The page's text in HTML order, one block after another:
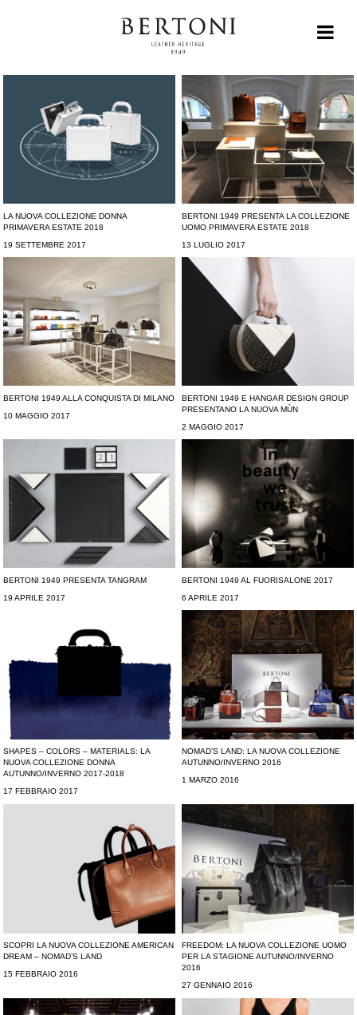
LA NUOVA COLLEZIONE DONNA
PRIMAVERA ESTATE 2018
19 SETTEMBRE 2017
BERTONI 1949 PRESENTA LA COLLEZIONE
UOMO PRIMAVERA ESTATE 2018
13 LUGLIO 2017
BERTONI 1949 ALLA CONQUISTA DI MILANO
10 MAGGIO 2017
BERTONI 1949 E HANGAR DESIGN GROUP
PRESENTANO LA NUOVA MÙN
2 MAGGIO 2017
BERTONI 1949 PRESENTA TANGRAM
19 APRILE 2017
BERTONI 1949 AL FUORISALONE 2017
6 APRILE 2017
SHAPES – COLORS – MATERIALS: LA
NUOVA COLLEZIONE DONNA
AUTUNNO/INVERNO 2017-2018
17 FEBBRAIO 2017
NOMAD’S LAND: LA NUOVA COLLEZIONE
AUTUNNO/INVERNO 2016
1 MARZO 2016
SCOPRI LA NUOVA COLLEZIONE AMERICAN
DREAM – NOMAD’S LAND
15 FEBBRAIO 2016
FREEDOM: LA NUOVA COLLEZIONE UOMO
PER LA STAGIONE AUTUNNO/INVERNO
2016
27 GENNAIO 2016